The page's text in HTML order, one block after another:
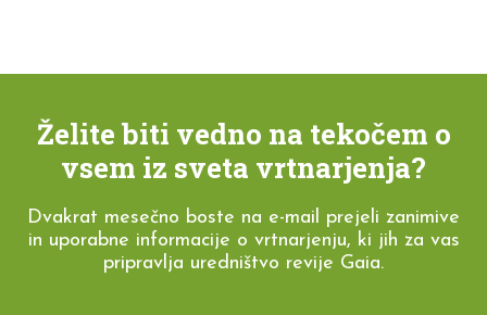
Želite biti vedno na tekočem o
vsem iz sveta vrtnarjenja?
Dvakrat mesečno boste na e-mail prejeli zanimive
in uporabne informacije o vrtnarjenju, ki jih za vas
pripravlja uredništvo revije Gaia.